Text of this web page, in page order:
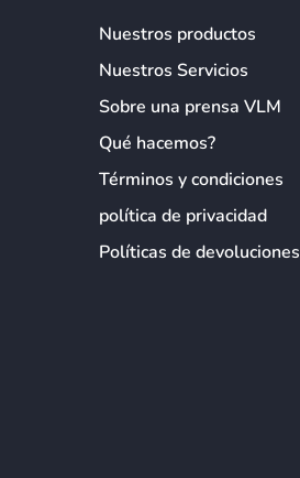
Nuestros productos
Nuestros Servicios
Sobre una prensa VLM
Qué hacemos?
Términos y condiciones
política de privacidad
Políticas de devoluciones